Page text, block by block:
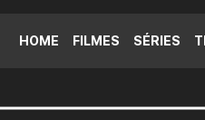
HOME FILMES SÉRIES